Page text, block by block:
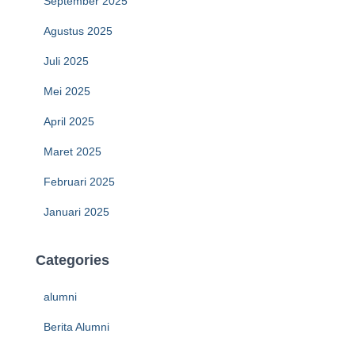
Agustus 2025
Juli 2025
Mei 2025
April 2025
Maret 2025
Februari 2025
Januari 2025
Categories
alumni
Berita Alumni